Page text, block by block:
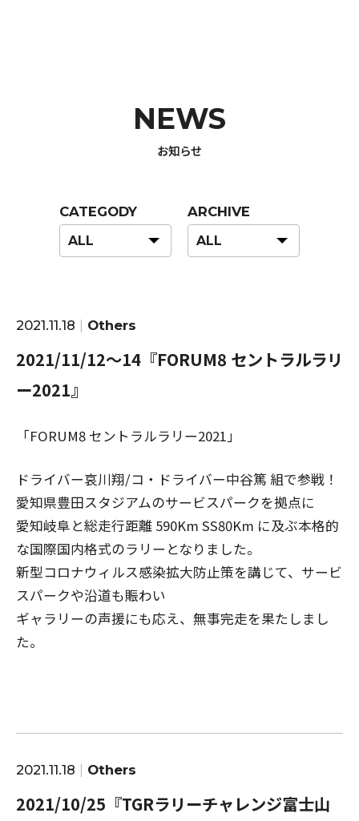
NEWS
お知らせ
CATEGODY ARCHIVE
2021.11.18 Others
2021/11/12～14『FORUM8 セントラルラリ
ー2021』
「FORUM8 セントラルラリー2021」
ドライバー哀川翔/コ・ドライバー中谷篤 組で参戦！
愛知県豊田スタジアムのサービスパークを拠点に
愛知岐阜と総走行距離 590Km SS80Km に及ぶ本格的
な国際国内格式のラリーとなりました。
新型コロナウィルス感染拡大防止策を講じて、サービ
スパークや沿道も賑わい
ギャラリーの声援にも応え、無事完走を果たしまし
た。
2021.11.18 Others
2021/10/25『TGRラリーチャレンジ富士山